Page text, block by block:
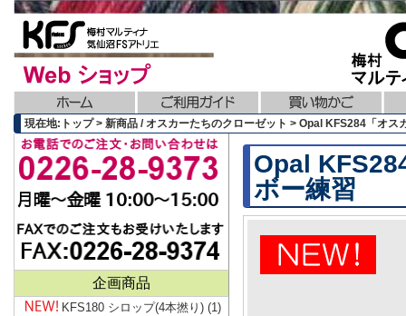
現在地:トップ > 新商品 / オスカーたちのクローゼット > Opal KFS284「オス
Opal
ボー練習
企画商品
KFS180 シロップ(4本撚り) (1)